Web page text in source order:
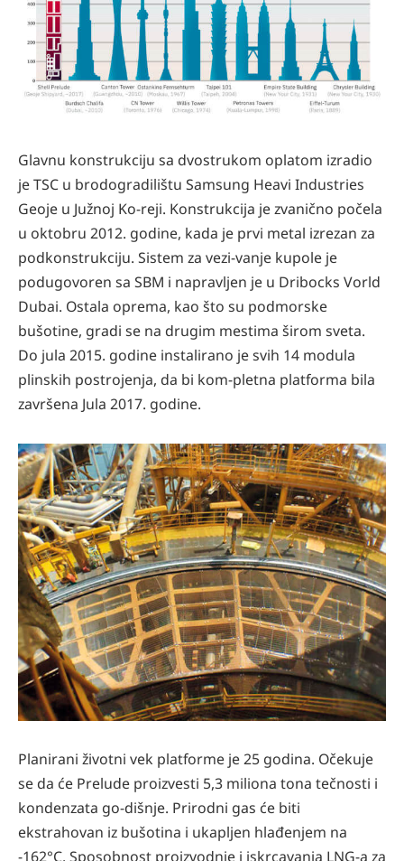
Glavnu konstrukciju sa dvostrukom oplatom izradio
je TSC u brodogradilištu Samsung Heavi Industries
Geoje u Južnoj Ko-reji. Konstrukcija je zvanično počela
u oktobru 2012. godine, kada je prvi metal izrezan za
podkonstrukciju. Sistem za vezi-vanje kupole je
podugovoren sa SBM i napravljen je u Dribocks Vorld
Dubai. Ostala oprema, kao što su podmorske
bušotine, gradi se na drugim mestima širom sveta.
Do jula 2015. godine instalirano je svih 14 modula
plinskih postrojenja, da bi kom-pletna platforma bila
završena Jula 2017. godine.
Planirani životni vek platforme je 25 godina. Očekuje
se da će Prelude proizvesti 5,3 miliona tona tečnosti i
kondenzata go-dišnje. Prirodni gas će biti
ekstrahovan iz bušotina i ukapljen hlađenjem na
-162°C. Sposobnost proizvodnje i iskrcavanja LNG-a za